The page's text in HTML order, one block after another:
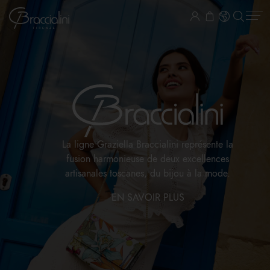
La ligne Graziella Braccialini représente la
fusion harmonieuse de deux excellences
artisanales toscanes, du bijou à la mode.
EN SAVOIR PLUS